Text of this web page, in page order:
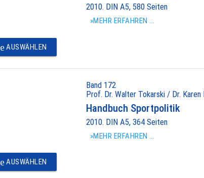
2010. DIN A5, 580 Seiten
»MEHR ERFAHREN ...
AUSWÄHLEN
Band 172
Prof. Dr. Walter Tokarski / Dr.
Handbuch Sportpolitik
2010. DIN A5, 364 Seiten
»MEHR ERFAHREN ...
AUSWÄHLEN